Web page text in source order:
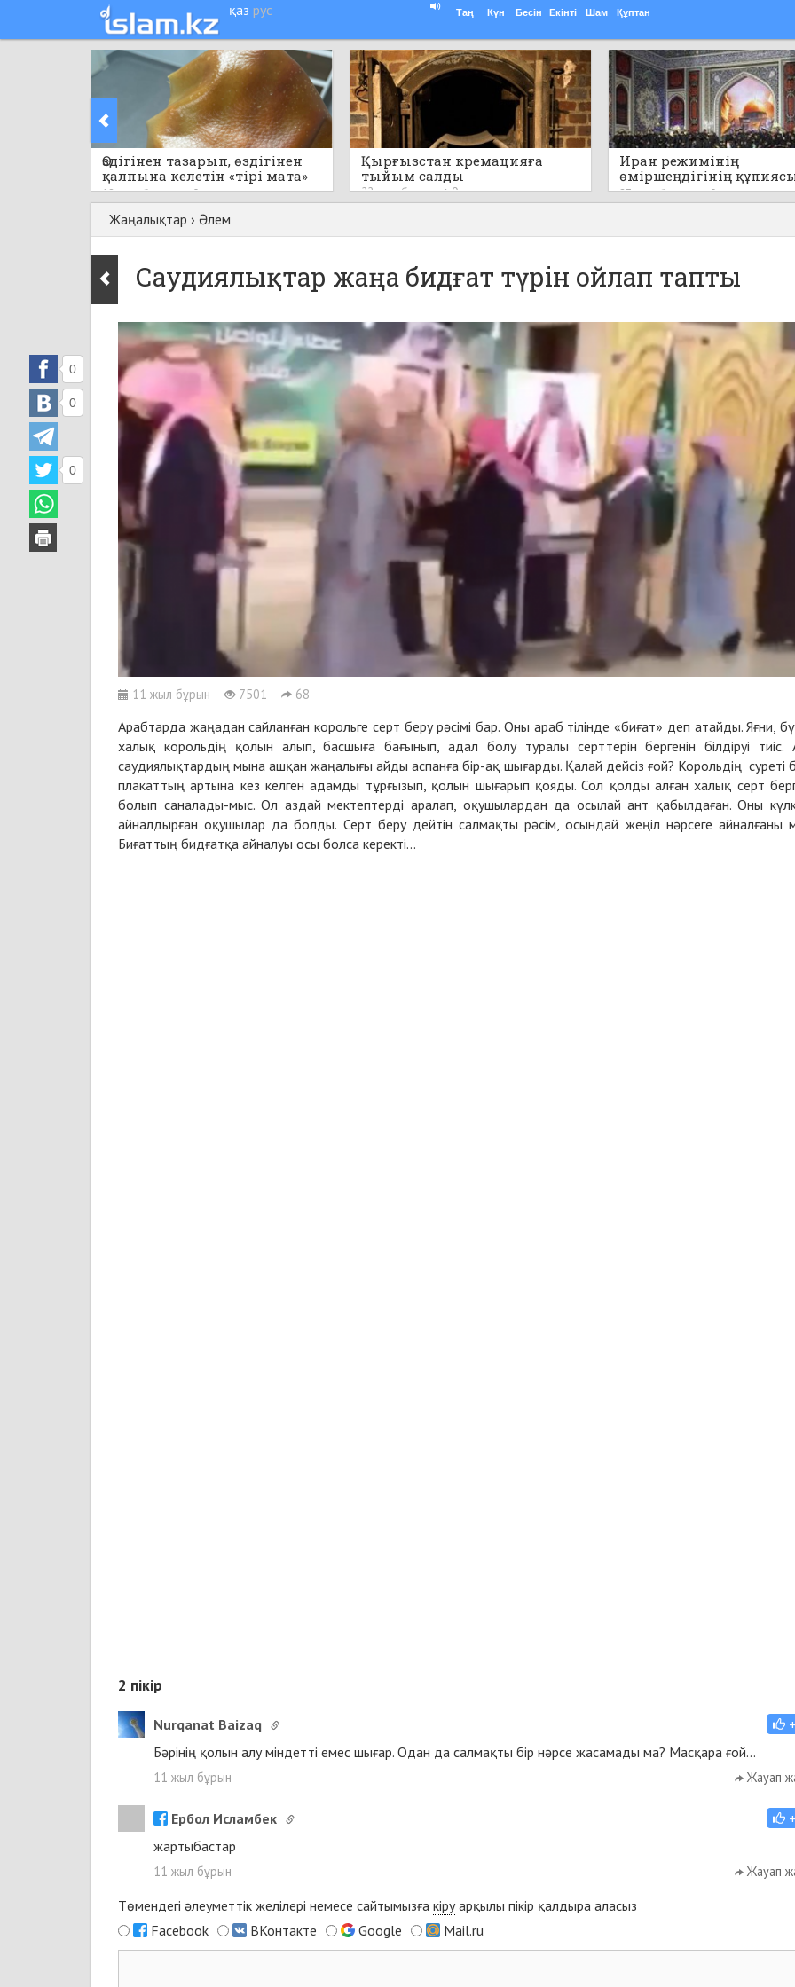
қаз рус Таң Күн Бесін Екінті Шам Құптан
Өздігінен тазарып, өздігінен
қалпына келетін «тірі мата»
пайда болды
18 сағат бұрын 0
Қырғызстан кремацияға
тыйым салды
22 сағат бұрын 0
Иран режимінің
өміршеңдігінің
айтылды
23 сағат бұрын 0
Жаңалықтар › Әлем
Саудиялықтар жаңа бидғат түрін ойлап тапты
11 жыл бұрын 7501 68
0
0
0
Арабтарда жаңадан сайланған корольге серт беру рәсімі бар. Оны араб тілінде «биғат» деп атайды. Яғни,
халық корольдің қолын алып, басшыға бағынып, адал болу туралы серттерін бергенін білдіруі тиіс.
саудиялықтардың мына ашқан жаңалығы айды аспанға бір-ақ шығарды. Қалай дейсіз ғой? Корольдің суреті
плакаттың артына кез келген адамды тұрғызып, қолын шығарып қояды. Сол қолды алған халық серт
болып саналады-мыс. Ол аздай мектептерді аралап, оқушылардан да осылай ант қабылдаған. Оны
айналдырған оқушылар да болды. Серт беру дейтін салмақты рәсім, осындай жеңіл нәрсеге айналғаны
Биғаттың бидғатқа айналуы осы болса керекті...
2 пікір
Nurqanat Baizaq
Бәрінің қолын алу міндетті емес шығар. Одан да салмақты бір нәрсе жасамады ма? Масқара ғой...
11 жыл бұрын Жауап
Ербол Исламбек
жартыбастар
11 жыл бұрын Жауап
Төмендегі әлеуметтік желілері немесе сайтымызға кіруарқылы пікір қалдыра аласыз
Facebook
ВКонтакте Google Mail.ru